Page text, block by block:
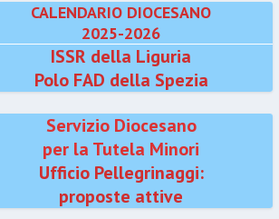
CALENDARIO DIOCESANO
2025-2026
ISSR della Liguria
Polo FAD della Spezia
Servizio Diocesano
per la Tutela Minori
Ufficio Pellegrinaggi:
proposte attive